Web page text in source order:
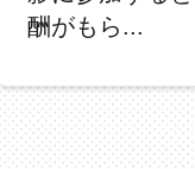
酬がもら...